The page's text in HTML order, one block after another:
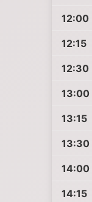
12:00
12:15
12:30
13:00
13:15
13:30
14:00
14:15